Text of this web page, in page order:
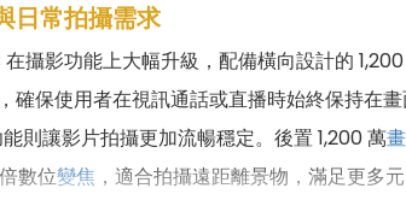
日常拍攝需求
在攝影功能上大幅升級，配備橫向設計的
確保使用者在視訊通話或直播時始終保持在
則讓影片拍攝更加流暢穩定。後置 1,200 萬
數位變焦 ，適合拍攝遠距離景物，滿足更多